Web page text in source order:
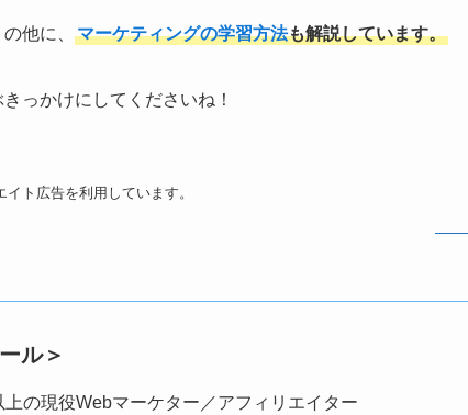
他に、 マーケティングの学習方法も解説しています。
っかけにしてくださいね！
ト広告を利用しています。
ル＞
上の現役Webマーケター／アフィリエイター